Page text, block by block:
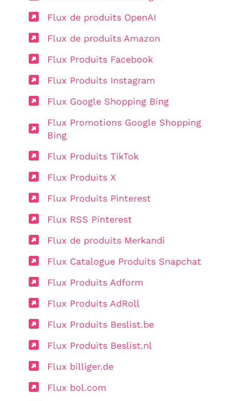
Flux de produits OpenAI
Flux de produits Amazon
Flux Produits Facebook
Flux Produits Instagram
Flux Google Shopping Bing
Flux Promotions Google Shopping
Bing
Flux Produits TikTok
Flux Produits X
Flux Produits Pinterest
Flux RSS Pinterest
Flux de produits Merkandi
Flux Catalogue Produits Snapchat
Flux Produits Adform
Flux Produits AdRoll
Flux Produits Beslist.be
Flux Produits Beslist.nl
Flux billiger.de
Flux bol.com